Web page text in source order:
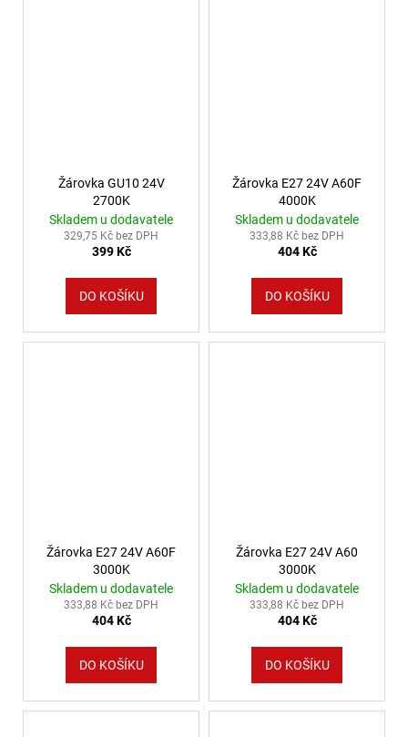
Žárovka GU10 24V
2700K
Skladem u dodavatele
329,75 Kč bez DPH
399 Kč
DO KOŠÍKU
Žárovka E27 24V A60F
4000K
Skladem u dodavatele
333,88 Kč bez DPH
404 Kč
DO KOŠÍKU
Žárovka E27 24V A60F
3000K
Skladem u dodavatele
333,88 Kč bez DPH
404 Kč
DO KOŠÍKU
Žárovka E27 24V A60
3000K
Skladem u dodavatele
333,88 Kč bez DPH
404 Kč
DO KOŠÍKU